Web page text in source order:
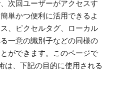
次回ユーザーがアクセスす
単かつ便利に活用できるよ
、ピクセルタグ、ローカル
一意の識別子などの同様の
ができます。このページで
は、下記の目的に使用される